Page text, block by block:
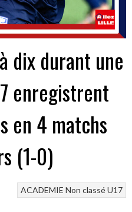
dix durant une
enregistrent
en 4 matchs
(1-0)
ACADEMIE Non classéU17